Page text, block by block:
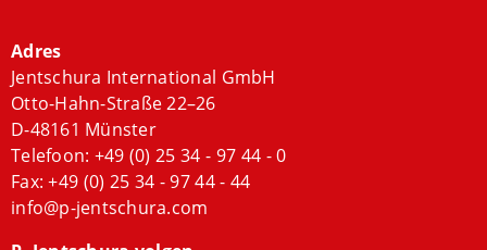
Adres
Jentschura International GmbH
Otto-Hahn-Straße 22–26
D-48161 Münster
Telefoon: +49 (0) 25 34 - 97 44 - 0
Fax: +49 (0) 25 34 - 97 44 - 44
info@p-jentschura.com